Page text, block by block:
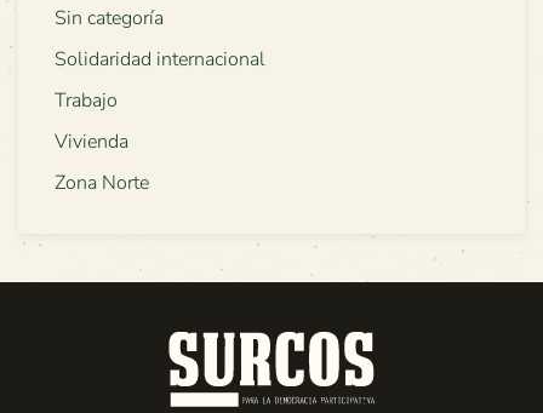
Sin categoría
Solidaridad internacional
Trabajo
Vivienda
Zona Norte